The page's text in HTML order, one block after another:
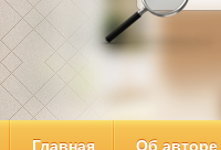
Главная Об авторе